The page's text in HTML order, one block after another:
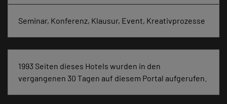
Seminar, Konferenz, Klausur, Event, Kreativprozesse
1993 Seiten dieses Hotels wurden in den
vergangenen 30 Tagen auf diesem Portal aufgerufen.